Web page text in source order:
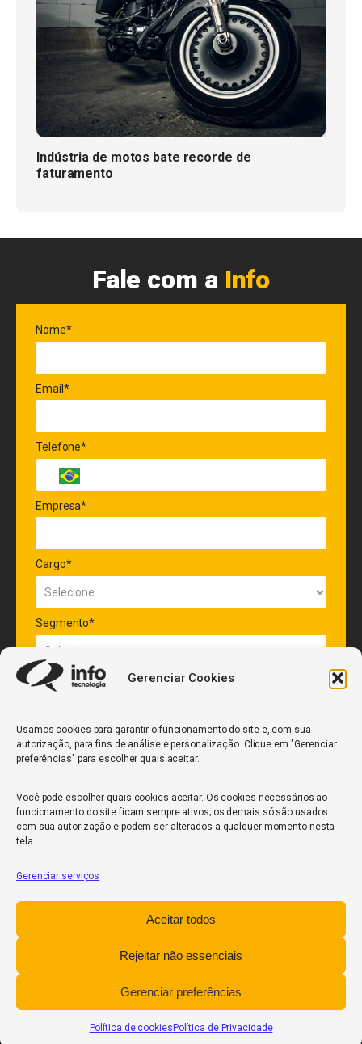
Gerenciar Cookies
Usamos cookies para garantir o funcionamento do site e, com sua
autorização, para fins de análise e personalização. Clique em "Gerenciar
preferências" para escolher quais aceitar.
Você pode escolher quais cookies aceitar. Os cookies necessários ao
funcionamento do site ficam sempre ativos; os demais só são usados
com sua autorização e podem ser alterados a qualquer momento nesta
tela.
Gerenciar serviços
Aceitar todos
Rejeitar não essenciais
Gerenciar preferências
Política de cookies Política de Privacidade
Indústria de motos bate recorde de
faturamento
Fale com a Info
Nome*
Email*
Telefone*
Empresa*
Cargo*
Segmento*
Quantidade de veículos da frota*
ENVIAR
InfoCore
Trabalhe Conosco
POWERED BY